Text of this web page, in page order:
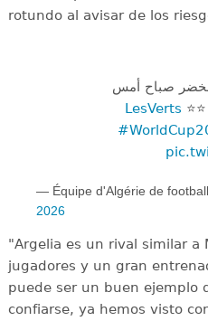
rotundo al avisar de los
للخضر صباح أمس
— Équipe d'Algérie de
2026
"Argelia es un rival similar a
jugadores y un gran
puede ser un buen ejemplo
confiarse, ya hemos visto